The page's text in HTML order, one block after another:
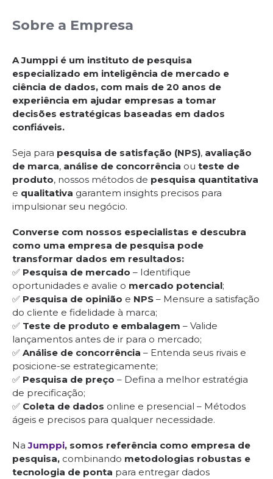
Sobre a Empresa
A Jumppi é um instituto de pesquisa
especializado em inteligência de mercado e
ciência de dados, com mais de 20 anos de
experiência em ajudar empresas a tomar
decisões estratégicas baseadas em dados
confiáveis.
Seja para pesquisa de satisfação (NPS), avaliação
de marca, análise de concorrência ou teste de
produto, nossos métodos de pesquisa quantitativa
e qualitativa garantem insights precisos para
impulsionar seu negócio.
Converse com nossos especialistas e descubra
como uma empresa de pesquisa pode
transformar dados em resultados:
✅ Pesquisa de mercado – Identifique
oportunidades e avalie o mercado potencial;
✅ Pesquisa de opinião e NPS – Mensure a satisfação
do cliente e fidelidade à marca;
✅ Teste de produto e embalagem – Valide
lançamentos antes de ir para o mercado;
✅ Análise de concorrência – Entenda seus rivais e
posicione-se estrategicamente;
✅ Pesquisa de preço – Defina a melhor estratégia
de precificação;
✅ Coleta de dados online e presencial – Métodos
ágeis e precisos para qualquer necessidade.
NaJumppi, somos referência como empresa de
pesquisa, combinando metodologias robustas e
tecnologia de ponta para entregar dados